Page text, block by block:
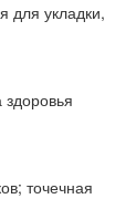
для укладки,
точечная